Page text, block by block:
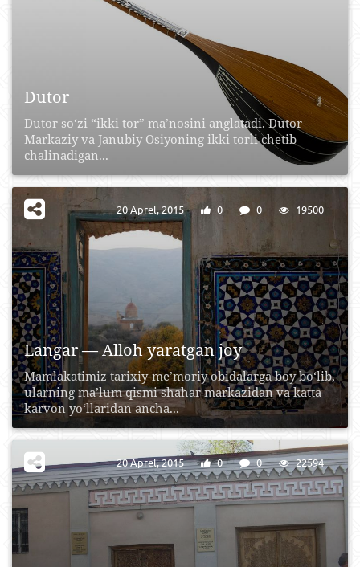
Dutor
Dutor so‘zi “ikki tor” ma’nosini anglatadi. Dutor
Markaziy va Janubiy Osiyoning ikki torli chetib
chalinadigan...
Langar — Alloh yaratgan joy
Mamlakatimiz tarixiy-me’moriy obidalarga boy bo‘lib,
ularning ma’lum qismi shahar markazidan va katta
karvon yo‘llaridan ancha...
20 Aprel, 2015 0 0 19500
20 Aprel, 2015 0 0 22594